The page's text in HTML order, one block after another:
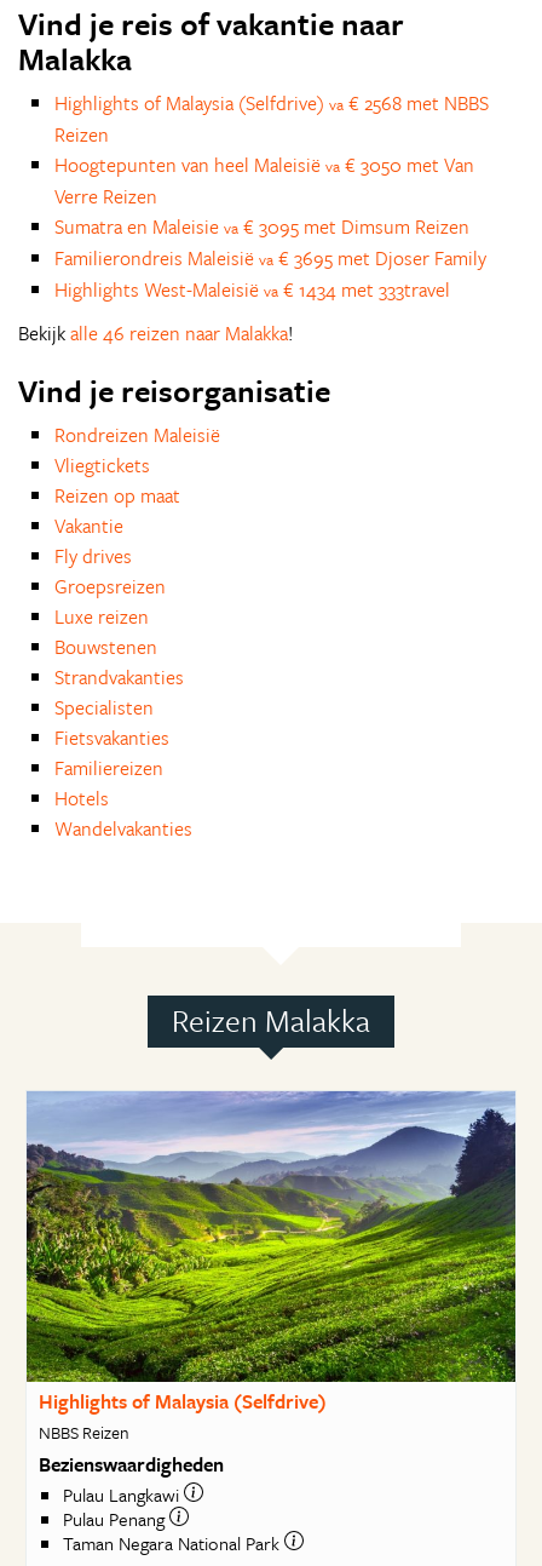
Vind je reis of vakantie naar
Malakka
Highlights of Malaysia (Selfdrive) va € 2568 met NBBS
Reizen
Hoogtepunten van heel Maleisië va € 3050 met Van
Verre Reizen
Sumatra en Maleisie va € 3095 met Dimsum Reizen
Familierondreis Maleisië va € 3695 met Djoser Family
Highlights West-Maleisië va € 1434 met 333travel
Bekijkalle 46 reizen naar Malakka!
Vind je reisorganisatie
Rondreizen Maleisië
Vliegtickets
Reizen op maat
Vakantie
Fly drives
Groepsreizen
Luxe reizen
Bouwstenen
Strandvakanties
Specialisten
Fietsvakanties
Familiereizen
Hotels
Wandelvakanties
Reizen Malakka
Highlights of Malaysia (Selfdrive)
NBBS Reizen
Bezienswaardigheden
Pulau Langkawi
Pulau Penang
Taman Negara National Park